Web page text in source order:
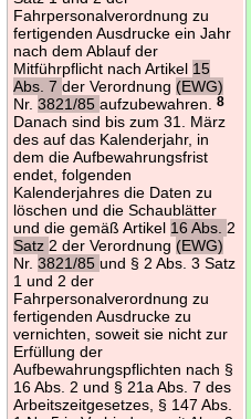
Fahrpersonalverordnung zu
fertigenden Ausdrucke ein Jahr
nach dem Ablauf der
Mitführpflicht nach Artikel 15
Abs. 7der Verordnung (EWG)
Nr.3821/85aufzubewahren.8
Danach sind bis zum 31. März
des auf das Kalenderjahr, in
dem die Aufbewahrungsfrist
endet, folgenden
Kalenderjahres die Daten zu
löschen und die Schaublätter
und die gemäß Artikel 16 Abs. 2
Satz 2 der Verordnung (EWG)
Nr.3821/85und § 2 Abs. 3 Satz
1 und 2 der
Fahrpersonalverordnung zu
fertigenden Ausdrucke zu
vernichten, soweit sie nicht zur
Erfüllung der
Aufbewahrungspflichten nach §
16 Abs. 2 und § 21a Abs. 7 des
Arbeitszeitgesetzes, § 147 Abs.